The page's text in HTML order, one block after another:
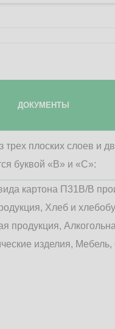
ДОКУМЕНТЫ
трех плоских слоев и
буквой «В» и «С»:
картона П31В/B
Хлеб и
продукция,
изделия, Мебель,